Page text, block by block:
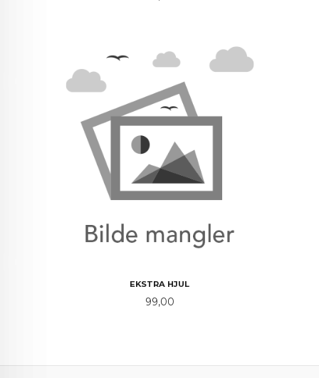
EKSTRA HJUL
Pris
99,00